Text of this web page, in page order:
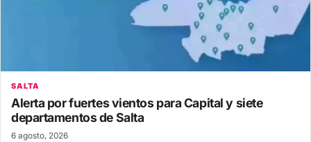
SALTA
Alerta por fuertes vientos para Capital y siete
departamentos de Salta
6 agosto, 2026